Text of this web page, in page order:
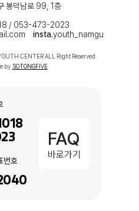
봉덕남로 99, 1층
/ 053-473-2023
insta.youth_namgu
CENTER ALL Right Reserved
by SOTONGFIVE
번호
FAQ
바로가기